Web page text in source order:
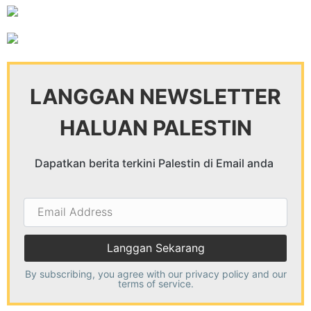
LANGGAN NEWSLETTER
HALUAN PALESTIN
Dapatkan berita terkini Palestin di Email anda
Email
Address
By subscribing, you agree with our privacy policy and our
terms of service.